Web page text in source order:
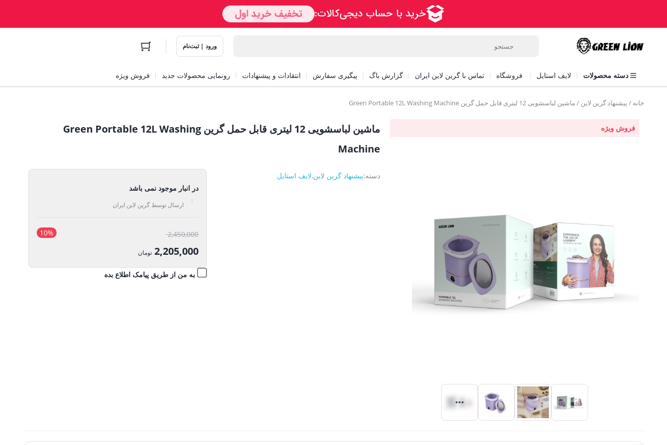
ورود | ثبت‌نام
دسته محصولات لایف استایل فروشگاه تماس با گرین لاین ایران گزارش باگ پیگیری سفارش انتقادات و پیشنهادات رونمایی محصولات جدید فروش ویژه
خانه / پیشنهاد گرین لاین / ماشین لباسشویی 12 لیتری قابل حمل گرین Green Portable 12L Washing Machine
فروش ویژه
ماشین لباسشویی 12 لیتری قابل حمل گرین Green Portable 12L Washing
Machine
دسته:پیشنهاد گرین لاین,لایف استایل
در انبار موجود نمی باشد
ارسال توسط گرین لاین ایران
10% 2,450,000قیمت
اصلی:
بود.
2,205,000 تومان
قیمت
فعلی:
به من از طریق پیامک اطلاع بده